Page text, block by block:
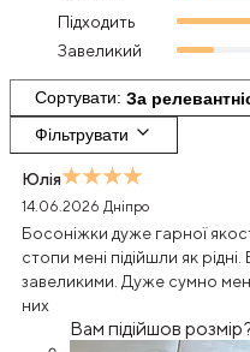
Підходить
Завеликий
Сортувати За
Фільтрувати
Юлія
14.06.2026 Дніпро
Босоніжки дуже гарної
стопи мені підійшли як
завеликими. Дуже сумно
них
Вам підійшов